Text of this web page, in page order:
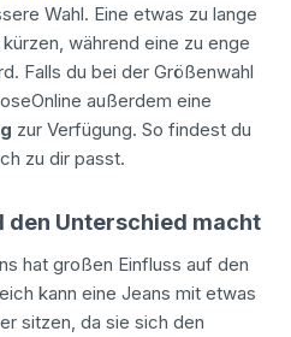
Wahl. Eine etwas zu lange
während eine zu enge
Falls du bei der Größenwahl
außerdem eine
zur Verfügung. So findest du
zu dir passt.
Unterschied macht
hat großen Einfluss auf den
kann eine Jeans mit etwas
sitzen, da sie sich den